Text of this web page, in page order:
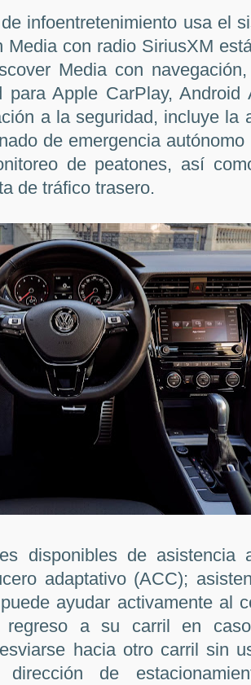
infoentretenimiento usa el
Media con radio SiriusXM
Media con
para Apple CarPlay,
a la seguridad, incluye la
de emergencia
de peatones, así
de tráfico trasero.
disponibles de asistencia
adaptativo (ACC);
ayudar activamente al
regreso a su carril en
hacia otro carril sin
dirección de